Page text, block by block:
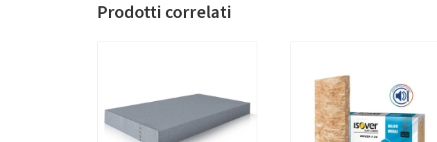
Prodotti correlati